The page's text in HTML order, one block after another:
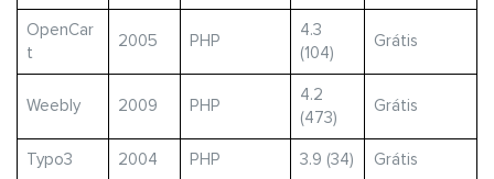
OpenCar
t
2005 PHP
4.3
(104)
Grátis
Weebly 2009 PHP
4.2
(473)
Grátis
Typo3 2004 PHP 3.9 (34) Grátis